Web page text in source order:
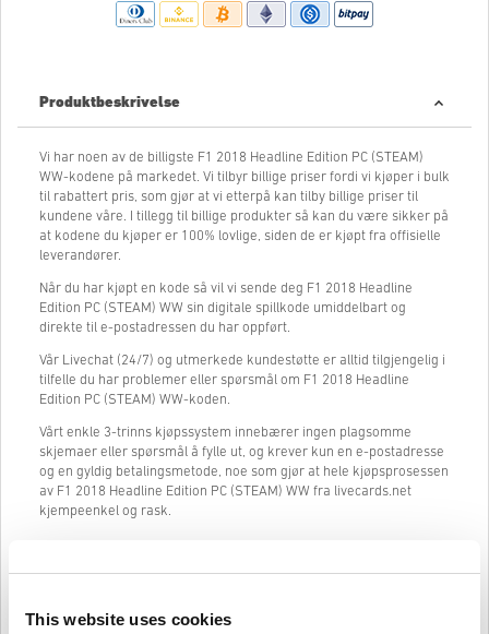
This website uses cookies
Produktbeskrivelse
Vi har noen av de billigste F1 2018 Headline Edition PC (STEAM)
WW-kodene på markedet. Vi tilbyr billige priser fordi vi kjøper i bulk
til rabattert pris, som gjør at vi etterpå kan tilby billige priser til
kundene våre. I tillegg til billige produkter så kan du være sikker på
at kodene du kjøper er 100% lovlige, siden de er kjøpt fra offisielle
leverandører.
Når du har kjøpt en kode så vil vi sende deg F1 2018 Headline
Edition PC (STEAM) WW sin digitale spillkode umiddelbart og
direkte til e-postadressen du har oppført.
Vår Livechat (24/7) og utmerkede kundestøtte er alltid tilgjengelig i
tilfelle du har problemer eller spørsmål om F1 2018 Headline
Edition PC (STEAM) WW-koden.
Vårt enkle 3-trinns kjøpssystem innebærer ingen plagsomme
skjemaer eller spørsmål å fylle ut, og krever kun en e-postadresse
og en gyldig betalingsmetode, noe som gjør at hele kjøpsprosessen
av F1 2018 Headline Edition PC (STEAM) WW fra livecards.net
kjempeenkel og rask.